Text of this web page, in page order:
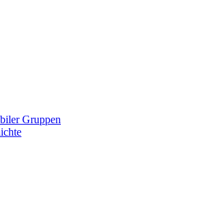
Gruppen